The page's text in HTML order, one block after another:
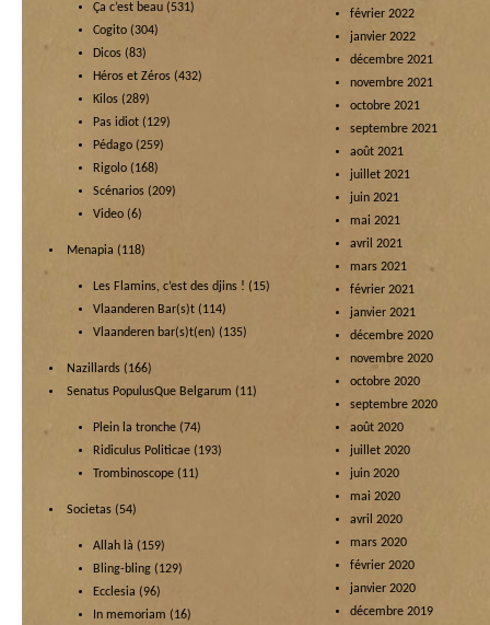
Ça c’est beau (531)
Cogito (304)
Dicos (83)
Héros et Zéros (432)
Kilos (289)
Pas idiot (129)
Pédago (259)
Rigolo (168)
Scénarios (209)
Video (6)
Menapia (118)
Les Flamins, c’est des djins ! (15)
Vlaanderen Bar(s)t (114)
Vlaanderen bar(s)t(en) (135)
Nazillards (166)
Senatus PopulusQue Belgarum (11)
Plein la tronche (74)
Ridiculus Politicae (193)
Trombinoscope (11)
Societas (54)
Allah là (159)
Bling-bling (129)
Ecclesia (96)
In memoriam (16)
février 2022
janvier 2022
décembre 2021
novembre 2021
octobre 2021
septembre 2021
août 2021
juillet 2021
juin 2021
mai 2021
avril 2021
mars 2021
février 2021
janvier 2021
décembre 2020
novembre 2020
octobre 2020
septembre 2020
août 2020
juillet 2020
juin 2020
mai 2020
avril 2020
mars 2020
février 2020
janvier 2020
décembre 2019